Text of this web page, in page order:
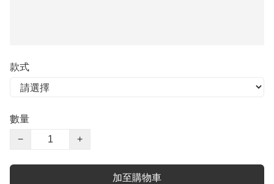
款式
數量
−
+
加至購物車